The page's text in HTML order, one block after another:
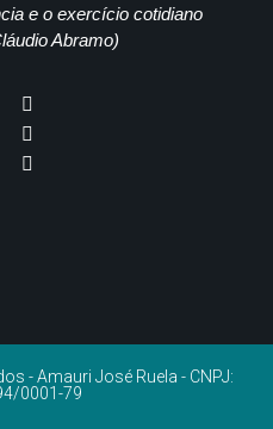
e o exercício cotidiano
Abramo)
- Amauri José Ruela - CNPJ:
0001-79